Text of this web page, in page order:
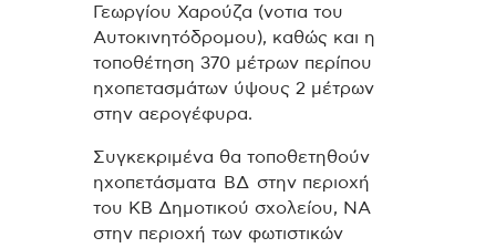
Γεωργίου Χαρούζα (νοτια του
Αυτοκινητόδρομου), καθώς και η
τοποθέτηση 370 μέτρων περίπου
ηχοπετασμάτων ύψους 2 μέτρων
στην αερογέφυρα.
Συγκεκριμένα θα τοποθετηθούν
ηχοπετάσματα ΒΔ στην περιοχή
του ΚΒ Δημοτικού σχολείου, ΝΑ
στην περιοχή των φωτιστικών